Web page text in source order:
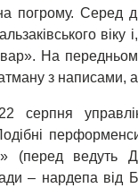
погрому. Серед
На
з
серпня
(перед ведуть
– нардепа від